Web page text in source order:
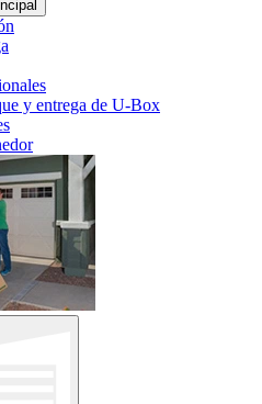
y entrega de U-Box